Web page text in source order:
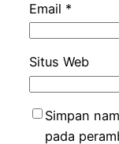
Email *
Situs Web
Simpan
pada